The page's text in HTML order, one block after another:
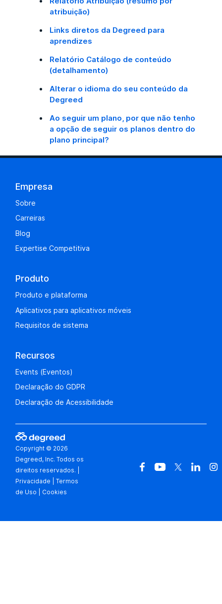
atribuição)
Links diretos da Degreed para
aprendizes
Relatório Catálogo de conteúdo
(detalhamento)
Alterar o idioma do seu conteúdo da
Degreed
Ao seguir um plano, por que não tenho
a opção de seguir os planos dentro do
plano principal?
Empresa
Sobre
Carreiras
Blog
Expertise Competitiva
Produto
Produto e plataforma
Aplicativos para aplicativos móveis
Requisitos de sistema
Recursos
Events (Eventos)
Declaração do GDPR
Declaração de Acessibilidade
Copyright © 2026
Degreed, Inc. Todos os
direitos reservados.
Privacidade |Termos
de Uso
Cookies